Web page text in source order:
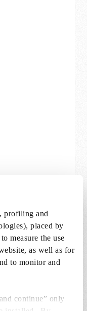
profiling and
placed by
measure the use
as well as for
to monitor and
continue” only